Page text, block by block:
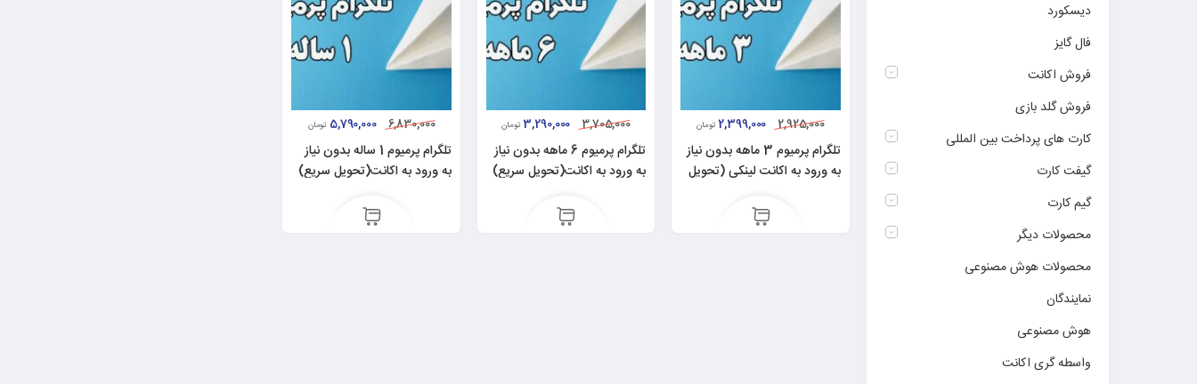
2,925,000
2,399,000 تومان
تلگرام پرمیوم 3 ماهه بدون نیاز
به ورود به اکانت لینکی (تحویل
3,705,000
3,290,000 تومان
تلگرام پرمیوم 6 ماهه بدون نیاز
به ورود به اکانت(تحویل سریع)
6,830,000
5,790,000 تومان
تلگرام پرمیوم 1 ساله بدون نیاز
به ورود به اکانت(تحویل سریع)
دیسکورد
فال گایز
فروش اکانت
فروش گلد بازی
کارت های پرداخت بین المللی
گیفت کارت
گیم کارت
محصولات دیگر
محصولات هوش مصنوعی
نمایندگان
هوش مصنوعی
واسطه گری اکانت